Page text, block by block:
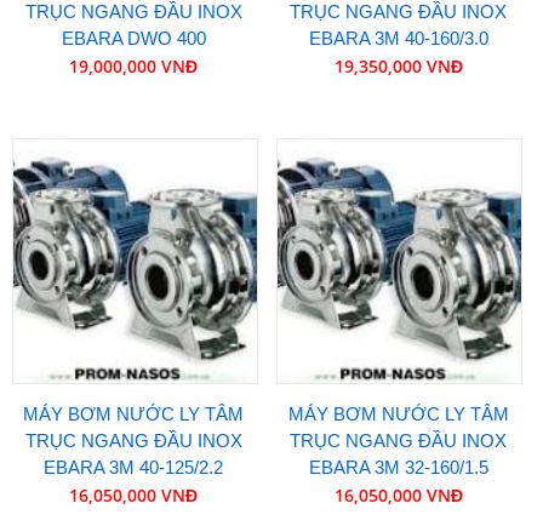
TRỤC NGANG ĐẦU INOX
EBARA DWO 400
19,000,000 VNĐ
TRỤC NGANG ĐẦU INOX
EBARA 3M 40-160/3.0
19,350,000 VNĐ
MÁY BƠM NƯỚC LY TÂM
TRỤC NGANG ĐẦU INOX
EBARA 3M 40-125/2.2
16,050,000 VNĐ
MÁY BƠM NƯỚC LY TÂM
TRỤC NGANG ĐẦU INOX
EBARA 3M 32-160/1.5
16,050,000 VNĐ